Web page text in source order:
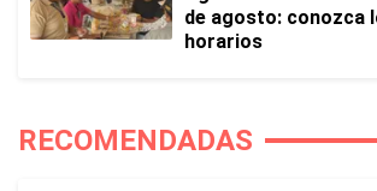
de agosto: conozca
horarios
RECOMENDADAS